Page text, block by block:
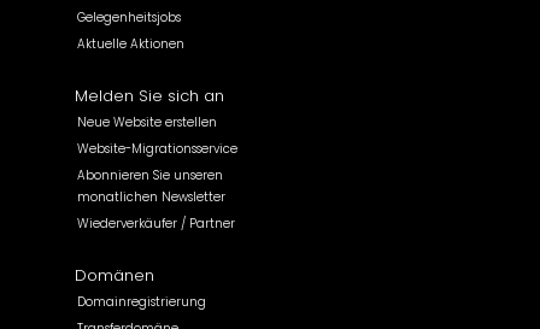
Gelegenheitsjobs
Aktuelle Aktionen
Melden Sie sich an
Neue Website erstellen
Website-Migrationsservice
Abonnieren Sie unseren
monatlichen Newsletter
Wiederverkäufer / Partner
Domänen
Domainregistrierung